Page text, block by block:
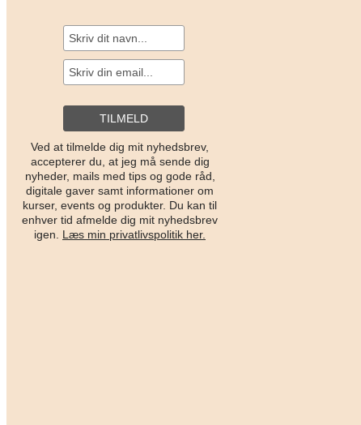
Ved at tilmelde dig mit nyhedsbrev,
accepterer du, at jeg må sende dig
nyheder, mails med tips og gode råd,
digitale gaver samt informationer om
kurser, events og produkter. Du kan til
enhver tid afmelde dig mit nyhedsbrev
igen. Læs min privatlivspolitik her.